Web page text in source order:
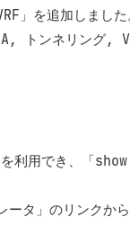
」を追加しました
トンネリング,
を利用でき、「
タ」のリンクから